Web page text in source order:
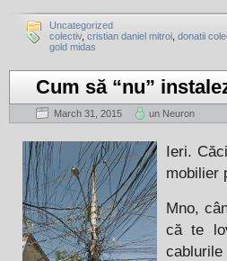
Uncategorized
colectiv, cristian daniel mitroi donatii
gold midas
Cum să “nu”
March 31, 2015 un Neuron
Ieri.
mobilier
Mno,
că te